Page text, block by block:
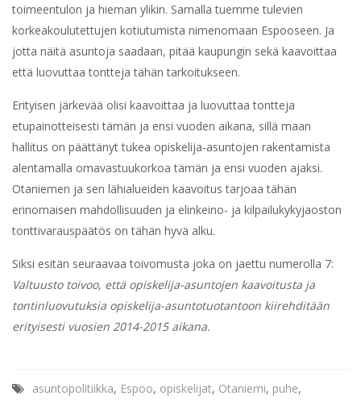
toimeentulon ja hieman ylikin. Samalla tuemme tulevien
korkeakoulutettujen kotiutumista nimenomaan Espooseen. Ja
jotta näitä asuntoja saadaan, pitää kaupungin sekä kaavoittaa
että luovuttaa tontteja tähän tarkoitukseen.
Erityisen järkevää olisi kaavoittaa ja luovuttaa tontteja
etupainotteisesti tämän ja ensi vuoden aikana, sillä maan
hallitus on päättänyt tukea opiskelija-asuntojen rakentamista
alentamalla omavastuukorkoa tämän ja ensi vuoden ajaksi.
Otaniemen ja sen lähialueiden kaavoitus tarjoaa tähän
erinomaisen mahdollisuuden ja elinkeino- ja kilpailukykyjaoston
tonttivarauspäätös on tähän hyvä alku.
Siksi esitän seuraavaa toivomusta joka on jaettu numerolla 7:
Valtuusto toivoo, että opiskelija-asuntojen kaavoitusta ja
tontinluovutuksia opiskelija-asuntotuotantoon kiirehditään
erityisesti vuosien 2014-2015 aikana.
asuntopolitiikka, Espoo, opiskelijat, Otaniemi, puhe,